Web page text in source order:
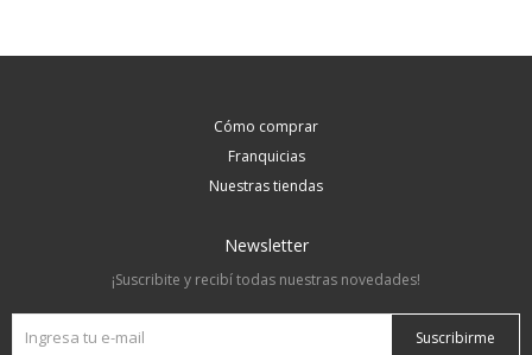
Cómo comprar
Franquicias
Nuestras tiendas
Newsletter
¡Suscribite y recibí todas nuestras novedades!
Suscribirme